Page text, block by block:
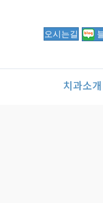
오시는길
치과소개